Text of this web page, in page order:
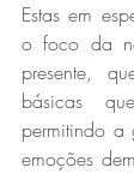
Estas em
o foco da
presente,
básicas
permitindo a
emoções